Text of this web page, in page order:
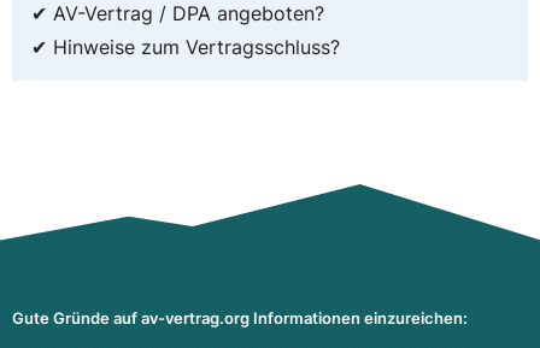
✔ AV-Vertrag / DPA angeboten?
✔ Hinweise zum Vertragsschluss?
Gute Gründe auf av-vertrag.org Informationen einzureichen: